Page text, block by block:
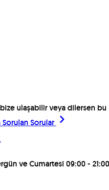
ulaşabilir veya dilersen bu
Sorulan Sorular
ve Cumartesi 09:00 - 21:00